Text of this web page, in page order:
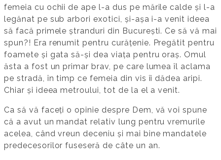
femeia cu ochii de ape l-a dus pe mările calde și l-a
legănat pe sub arbori exotici, și-așa i-a venit ideea
să facă primele ștranduri din București. Ce să vă mai
spun?! Era renumit pentru curățenie. Pregătit pentru
foamete și gata să-și dea viața pentru oraș. Omul
ăsta a fost un primar brav, pe care lumea îl aclama
pe stradă, în timp ce femeia din vis îi dădea aripi.
Chiar și ideea metroului, tot de la el a venit.
Ca să vă faceți o opinie despre Dem, vă voi spune
că a avut un mandat relativ lung pentru vremurile
acelea, când vreun deceniu și mai bine mandatele
predecesorilor fuseseră de câte un an.